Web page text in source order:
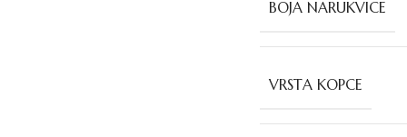
BOJA NARUKVICE
VRSTA KOPCE